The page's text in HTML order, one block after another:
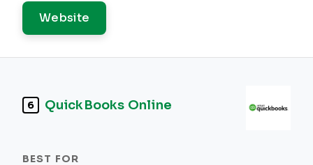
Website
6 QuickBooks Online